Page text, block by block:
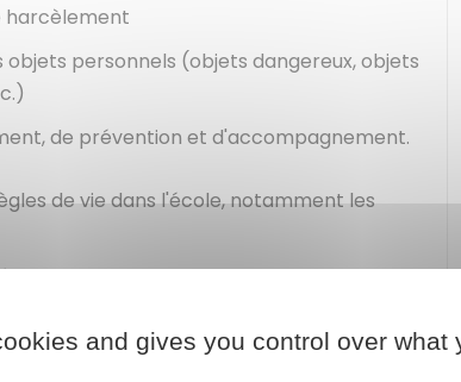
harcèlement
personnels (objets dangereux, objets
de prévention et d'accompagnement.
de vie dans l'école, notamment les
la scolarité de leurs enfants
de laïcité et de protection de
and gives you control over what